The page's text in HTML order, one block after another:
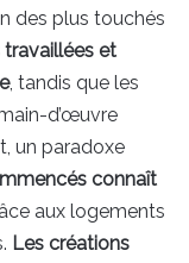
des plus touchés
travaillées et
, tandis que les
d’œuvre
un paradoxe
connaît
aux logements
Les créations